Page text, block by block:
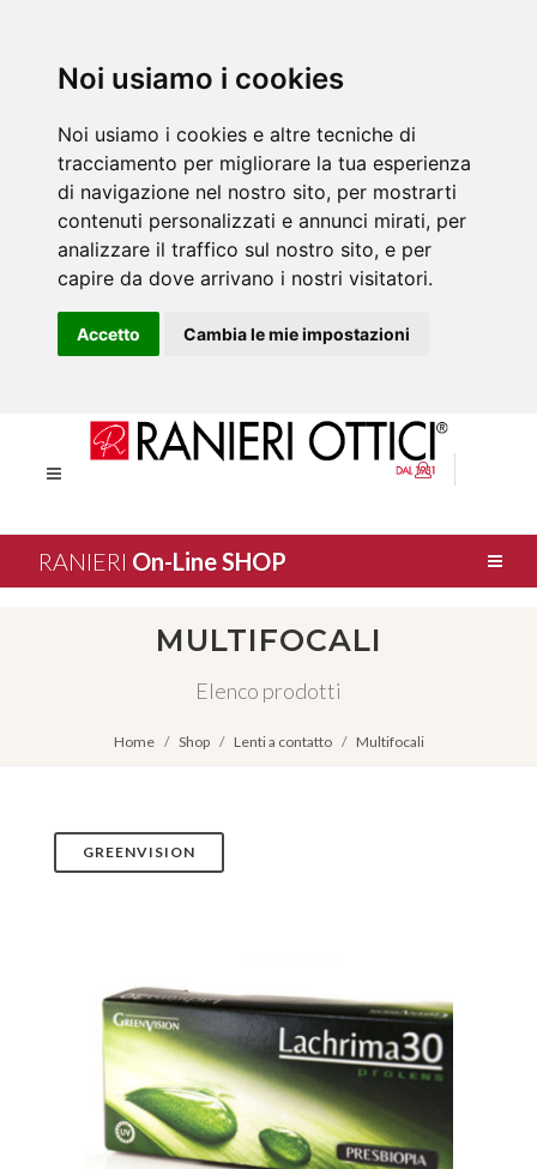
Noi usiamo i cookies
Noi usiamo i cookies e altre tecniche di
tracciamento per migliorare la tua esperienza
di navigazione nel nostro sito, per mostrarti
contenuti personalizzati e annunci mirati, per
analizzare il traffico sul nostro sito, e per
capire da dove arrivano i nostri visitatori.
Accetto Cambia le mie impostazioni
RANIERI On-Line SHOP
MULTIFOCALI
Elenco prodotti
Home Shop Lenti a contatto Multifocali
GREENVISION